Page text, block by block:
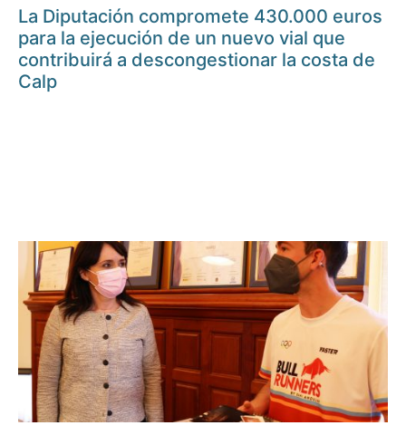
La Diputación compromete 430.000 euros
para la ejecución de un nuevo vial que
contribuirá a descongestionar la costa de
Calp